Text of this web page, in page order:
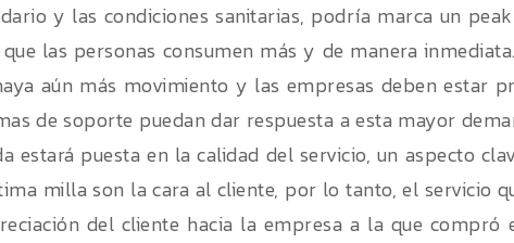
y las condiciones sanitarias, podría marca un
las personas consumen más y de manera
aún más movimiento y las empresas deben estar
de soporte puedan dar respuesta a esta mayor
estará puesta en la calidad del servicio, un aspecto
milla son la cara al cliente, por lo tanto, el servicio
del cliente hacia la empresa a la que compró